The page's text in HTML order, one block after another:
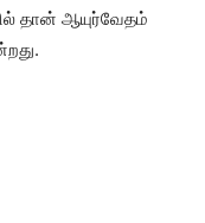
தான் ஆயுர்வேதம்